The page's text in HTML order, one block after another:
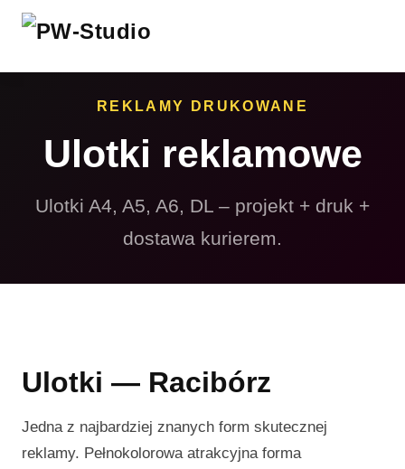
REKLAMY DRUKOWANE
Ulotki reklamowe
Ulotki A4, A5, A6, DL – projekt + druk +
dostawa kurierem.
Ulotki — Racibórz
Jedna z najbardziej znanych form skutecznej
reklamy. Pełnokolorowa atrakcyjna forma